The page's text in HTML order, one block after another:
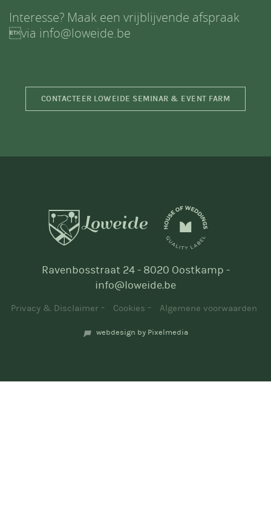
Interesse? Maak een vrijblijvende afspraak
via info@loweide.be
CONTACTEER LOWEIDE SEMINAR & EVENT FARM
Ravenbosstraat 24 - 8020 Oostkamp -
info@loweide.be
Privacy & Disclaimer Cookies Algemene voorwaarden
webdesign by Pixelmedia